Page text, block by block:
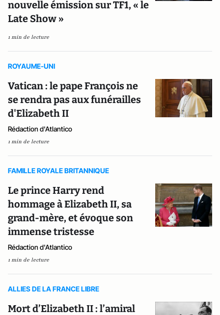
nouvelle émission sur TF1, « le
Late Show »
1 min de lecture
ROYAUME-UNI
Vatican : le pape François ne
se rendra pas aux funérailles
d'Elizabeth II
Rédaction d'Atlantico
1 min de lecture
FAMILLE ROYALE BRITANNIQUE
Le prince Harry rend
hommage à Elizabeth II, sa
grand-mère, et évoque son
immense tristesse
Rédaction d'Atlantico
1 min de lecture
ALLIES DE LA FRANCE LIBRE
Mort d’Elizabeth II : l’amiral